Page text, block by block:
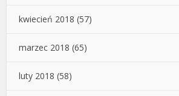
kwiecień 2018 (57)
marzec 2018 (65)
luty 2018 (58)